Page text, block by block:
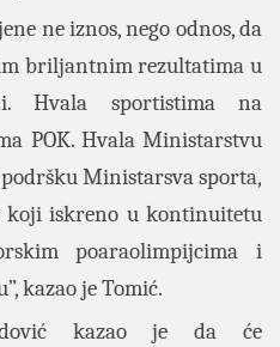
ne iznos, nego odnos, da
briljantnim rezultatima u
Hvala sportistima na
POK. Hvala Ministarstvu
Ministarsva sporta,
iskreno u kontinuitetu
poaraolimpijcima i
kazao je Tomić.
kazao je da će